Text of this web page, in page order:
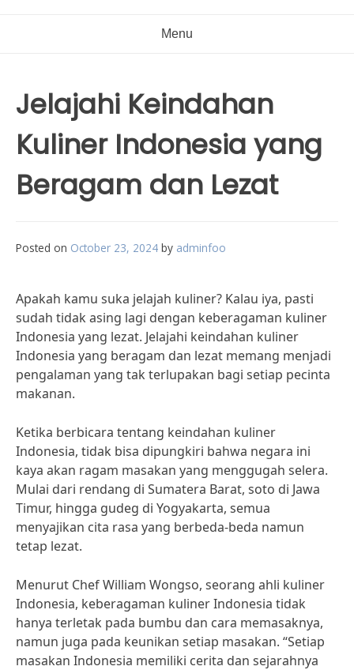
Menu
Jelajahi Keindahan
Kuliner Indonesia yang
Beragam dan Lezat
Posted on October 23, 2024 by adminfoo
Apakah kamu suka jelajah kuliner? Kalau iya, pasti
sudah tidak asing lagi dengan keberagaman kuliner
Indonesia yang lezat. Jelajahi keindahan kuliner
Indonesia yang beragam dan lezat memang menjadi
pengalaman yang tak terlupakan bagi setiap pecinta
makanan.
Ketika berbicara tentang keindahan kuliner
Indonesia, tidak bisa dipungkiri bahwa negara ini
kaya akan ragam masakan yang menggugah selera.
Mulai dari rendang di Sumatera Barat, soto di Jawa
Timur, hingga gudeg di Yogyakarta, semua
menyajikan cita rasa yang berbeda-beda namun
tetap lezat.
Menurut Chef William Wongso, seorang ahli kuliner
Indonesia, keberagaman kuliner Indonesia tidak
hanya terletak pada bumbu dan cara memasaknya,
namun juga pada keunikan setiap masakan. “Setiap
masakan Indonesia memiliki cerita dan sejarahnya